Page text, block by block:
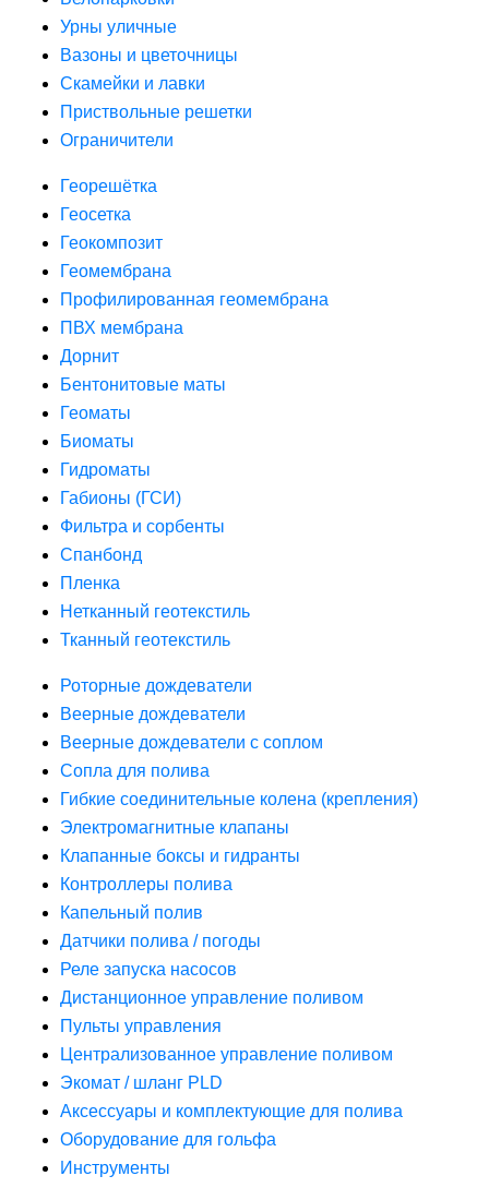
Урны уличные
Вазоны и цветочницы
Скамейки и лавки
Приствольные решетки
Ограничители
Георешётка
Геосетка
Геокомпозит
Геомембрана
Профилированная геомембрана
ПВХ мембрана
Дорнит
Бентонитовые маты
Геоматы
Биоматы
Гидроматы
Габионы (ГСИ)
Фильтра и сорбенты
Спанбонд
Пленка
Нетканный геотекстиль
Тканный геотекстиль
Роторные дождеватели
Веерные дождеватели
Веерные дождеватели с соплом
Сопла для полива
Гибкие соединительные колена (крепления)
Электромагнитные клапаны
Клапанные боксы и гидранты
Контроллеры полива
Капельный полив
Датчики полива / погоды
Реле запуска насосов
Дистанционное управление поливом
Пульты управления
Централизованное управление поливом
Экомат / шланг PLD
Аксессуары и комплектующие для полива
Оборудование для гольфа
Инструменты